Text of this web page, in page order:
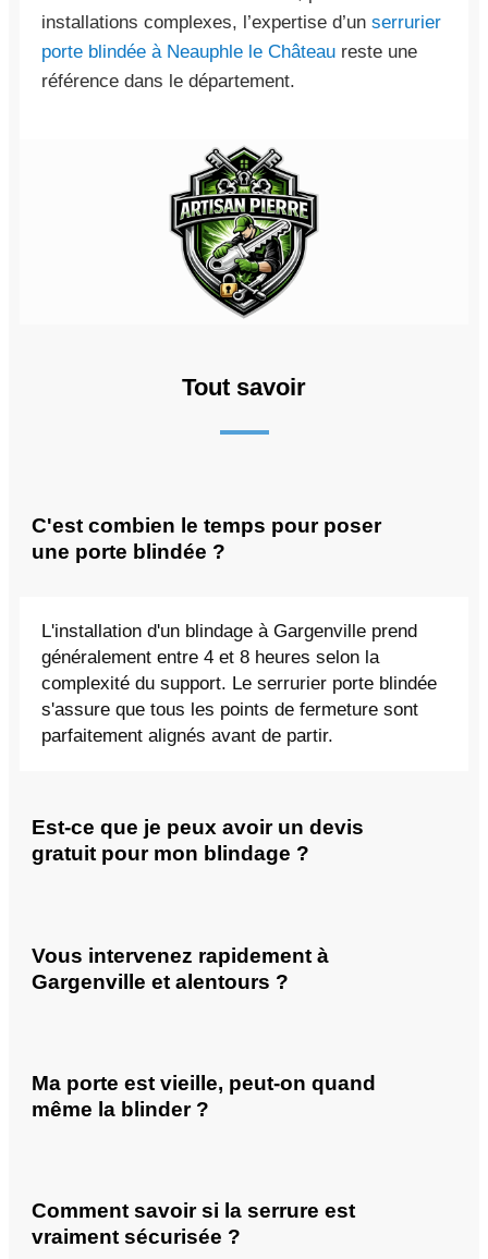
installations complexes, l’expertise d’un serrurier
porte blindée à Neauphle le Château reste une
référence dans le département.
Tout savoir
C'est combien le temps pour poser
une porte blindée ?
L'installation d'un blindage à Gargenville prend
généralement entre 4 et 8 heures selon la
complexité du support. Le serrurier porte blindée
s'assure que tous les points de fermeture sont
parfaitement alignés avant de partir.
Est-ce que je peux avoir un devis
gratuit pour mon blindage ?
Vous intervenez rapidement à
Gargenville et alentours ?
Ma porte est vieille, peut-on quand
même la blinder ?
Comment savoir si la serrure est
vraiment sécurisée ?